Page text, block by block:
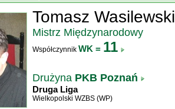
Tomasz Wasilewski
Mistrz Międzynarodowy
Współczynnik WK = 11
Drużyna PKB Poznań
Druga Liga
Wielkopolski WZBS (WP)